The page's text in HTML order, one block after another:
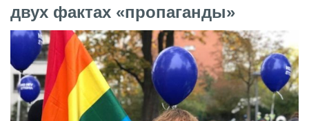
двух фактах «пропаганды»